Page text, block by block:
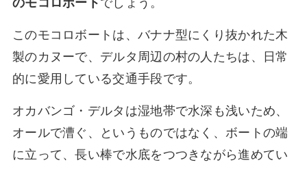
このモコロボートは、バナナ型にくり抜かれた木
製のカヌーで、デルタ周辺の村の人たちは、日常
的に愛用している交通手段です。
オカバンゴ・デルタは湿地帯で水深も浅いため、
オールで漕ぐ、というものではなく、ボートの端
に立って、長い棒で水底をつつきながら進めてい